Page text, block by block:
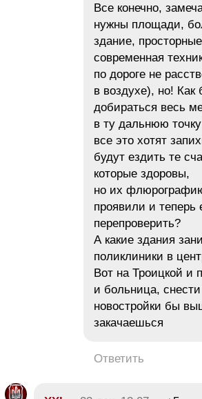
Все конечно,
нужны площади,
здание,
современная
по дороге не
в воздухе), но! Как
добираться весь
в ту дальнюю
все это хотят
будут ездить те
которые здоровы,
но их
проявили и теперь
перепроверить?
А какие здания
поликлиники в
Вот на Троицкой и
и больница,
новостройки бы
закачаешься
Ответить